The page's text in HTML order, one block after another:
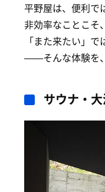
平野屋は、便利で
非効率なことこそ
「また来たい」
——そんな体験を
サウナ・